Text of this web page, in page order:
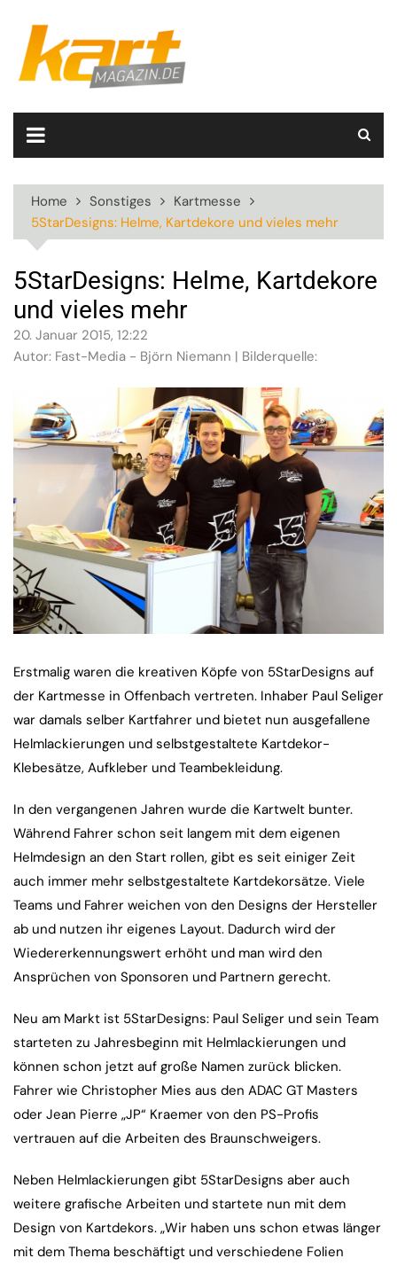
content
Home Sonstiges
Kartmesse
5StarDesigns: Helme, Kartdekore und vieles mehr
5StarDesigns: Helme, Kartdekore
und vieles mehr
20. Januar 2015, 12:22
Autor: Fast-Media - Björn Niemann | Bilderquelle:
Erstmalig waren die kreativen Köpfe von 5StarDesigns auf
der Kartmesse in Offenbach vertreten. Inhaber Paul Seliger
war damals selber Kartfahrer und bietet nun ausgefallene
Helmlackierungen und selbstgestaltete Kartdekor-
Klebesätze, Aufkleber und Teambekleidung.
In den vergangenen Jahren wurde die Kartwelt bunter.
Während Fahrer schon seit langem mit dem eigenen
Helmdesign an den Start rollen, gibt es seit einiger Zeit
auch immer mehr selbstgestaltete Kartdekorsätze. Viele
Teams und Fahrer weichen von den Designs der Hersteller
ab und nutzen ihr eigenes Layout. Dadurch wird der
Wiedererkennungswert erhöht und man wird den
Ansprüchen von Sponsoren und Partnern gerecht.
Neu am Markt ist 5StarDesigns: Paul Seliger und sein Team
starteten zu Jahresbeginn mit Helmlackierungen und
können schon jetzt auf große Namen zurück blicken.
Fahrer wie Christopher Mies aus den ADAC GT Masters
oder Jean Pierre „JP“ Kraemer von den PS-Profis
vertrauen auf die Arbeiten des Braunschweigers.
Neben Helmlackierungen gibt 5StarDesigns aber auch
weitere grafische Arbeiten und startete nun mit dem
Design von Kartdekors. „Wir haben uns schon etwas länger
mit dem Thema beschäftigt und verschiedene Folien